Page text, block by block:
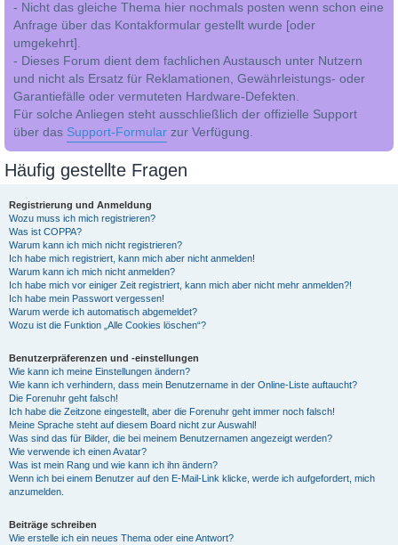
- Nicht das gleiche Thema hier nochmals posten wenn schon eine
Anfrage über das Kontakformular gestellt wurde [oder
umgekehrt].
- Dieses Forum dient dem fachlichen Austausch unter Nutzern
und nicht als Ersatz für Reklamationen, Gewährleistungs- oder
Garantiefälle oder vermuteten Hardware-Defekten.
Für solche Anliegen steht ausschließlich der offizielle Support
über das Support-Formular zur Verfügung.
Häufig gestellte Fragen
Registrierung und Anmeldung
Wozu muss ich mich registrieren?
Was ist COPPA?
Warum kann ich mich nicht registrieren?
Ich habe mich registriert, kann mich aber nicht anmelden!
Warum kann ich mich nicht anmelden?
Ich habe mich vor einiger Zeit registriert, kann mich aber nicht mehr anmelden?!
Ich habe mein Passwort vergessen!
Warum werde ich automatisch abgemeldet?
Wozu ist die Funktion „Alle Cookies löschen“?
Benutzerpräferenzen und -einstellungen
Wie kann ich meine Einstellungen ändern?
Wie kann ich verhindern, dass mein Benutzername in der Online-Liste auftaucht?
Die Forenuhr geht falsch!
Ich habe die Zeitzone eingestellt, aber die Forenuhr geht immer noch falsch!
Meine Sprache steht auf diesem Board nicht zur Auswahl!
Was sind das für Bilder, die bei meinem Benutzernamen angezeigt werden?
Wie verwende ich einen Avatar?
Was ist mein Rang und wie kann ich ihn ändern?
Wenn ich bei einem Benutzer auf den E-Mail-Link klicke, werde ich aufgefordert, mich
anzumelden.
Beiträge schreiben
Wie erstelle ich ein neues Thema oder eine Antwort?